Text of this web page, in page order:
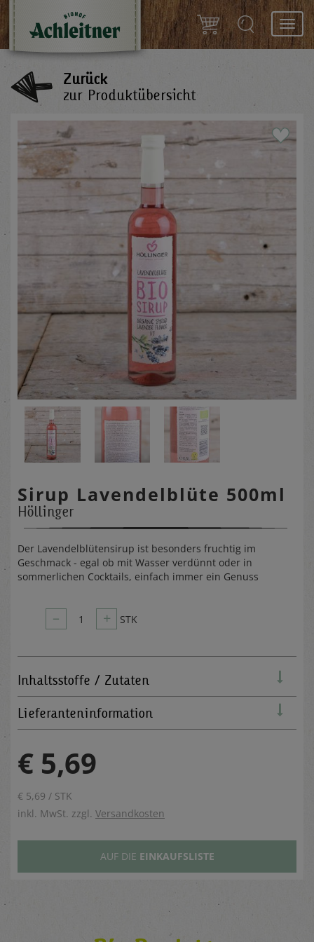
Zurück
zur Produktübersicht
Sirup Lavendelblüte 500ml
Höllinger
Der Lavendelblütensirup ist besonders fruchtig im
Geschmack - egal ob mit Wasser verdünnt oder in
sommerlichen Cocktails, einfach immer ein Genuss
– 1 + STK
Inhaltsstoffe / Zutaten
Lieferanteninformation
€ 5,69
€ 5,69 / STK
inkl. MwSt. zzgl. Versandkosten
AUF DIE EINKAUFSLISTE